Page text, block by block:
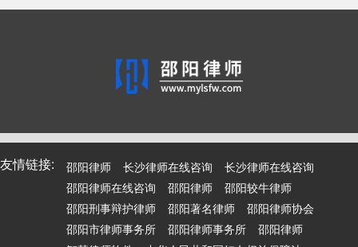
友情链接: 邵阳律师 长沙律师在线咨询
长沙律师在线咨询
邵阳律师在线咨询
邵阳律师
邵阳较牛律师
邵阳刑事辩护律师
邵阳著名律师
邵阳律师协会
邵阳市律师事务所
邵阳律师事务所
邵阳律师